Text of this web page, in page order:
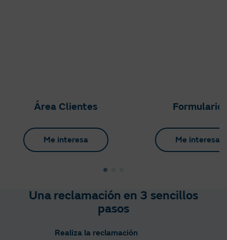
Área Clientes
Me interesa
Formulario
Me interesa
Una reclamación en 3 sencillos
pasos
Realiza la reclamación